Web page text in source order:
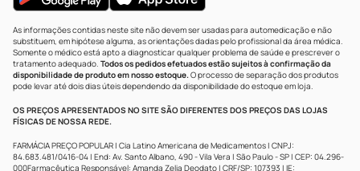
As informações contidas neste site não devem ser usadas para automedicação e não
substituem, em hipótese alguma, as orientações dadas pelo profissional da área médica.
Somente o médico está apto a diagnosticar qualquer problema de saúde e prescrever o
tratamento adequado. Todos os pedidos efetuados estão sujeitos à confirmação da
disponibilidade de produto em nosso estoque.O processo de separação dos produtos
pode levar até dois dias úteis dependendo da disponibilidade do estoque em loja.
OS PREÇOS APRESENTADOS NO SITE SÃO DIFERENTES DOS PREÇOS DAS LOJAS
FÍSICAS DE NOSSA REDE.
FARMÁCIA PREÇO POPULAR | Cia Latino Americana de Medicamentos | CNPJ:
84.683.481/0416-04 | End: Av. Santo Albano, 490 - Vila Vera | São Paulo - SP | CEP: 04.296-
000Farmacêutica Responsável: Amanda Zelia Deodato | CRF/SP: 107393 | IE: